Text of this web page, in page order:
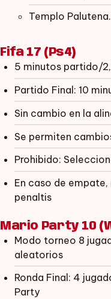
Templo Palutena.
Fifa 17 (Ps4)
5 minutos partido/
Partido Final: 10
Sin cambio en la
Se permiten
Prohibido:
En caso de
penaltis
Mario Party 10
Modo torneo 8
aleatorios
Ronda Final: 4
Party